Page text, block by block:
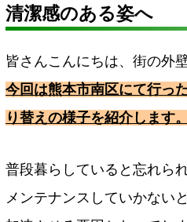
清潔感のある姿へ
皆さんこんにちは、街の外
今回は熊本市南区にて行っ
り替えの様子を紹介します。
普段暮らしていると忘れら
メンテナンスしていかない